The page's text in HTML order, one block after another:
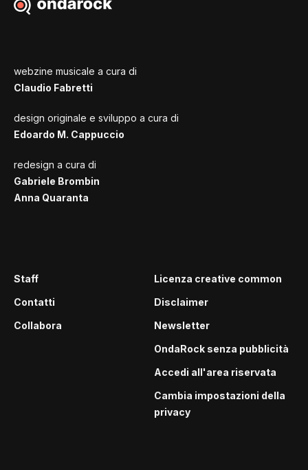
webzine musicale a cura di
Claudio Fabretti
design originale e sviluppo a cura di
Edoardo M. Cappuccio
redesign a cura di
Gabriele Brombin
Anna Quaranta
Staff
Contatti
Collabora
Licenza creative common
Disclaimer
Newsletter
OndaRock senza pubblicità
Accedi all'area riservata
Cambia impostazioni della
privacy